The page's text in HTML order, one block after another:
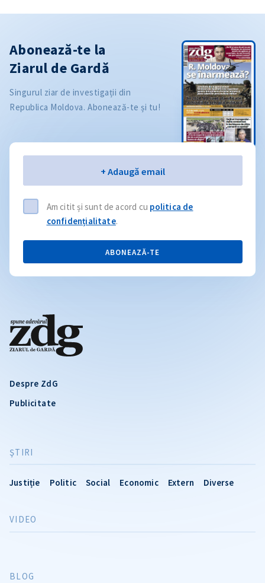
Despre ZdG
Publicitate
ŞTIRI
Justiție Politic Social Economic Extern Diverse
VIDEO
BLOG
Abonează-te la
Ziarul de Gardă
Singurul ziar de investigații din
Republica Moldova. Abonează-te și tu!
+ Adaugă email
Am citit și sunt de acord cu politica de
confidențialitate.
ABONEAZĂ-TE